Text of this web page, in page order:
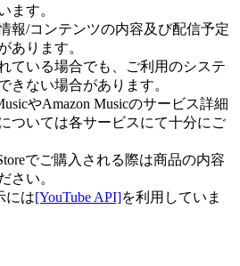
ます。
報/コンテンツの内容及び配信予定
あります。
ている場合でも、ご利用のシステ
きない場合があります。
やAmazon Musicのサービス詳細
ついては各サービスにて十分にご
でご購入される際は商品の内容
さい。
には[YouTube API]を利用していま